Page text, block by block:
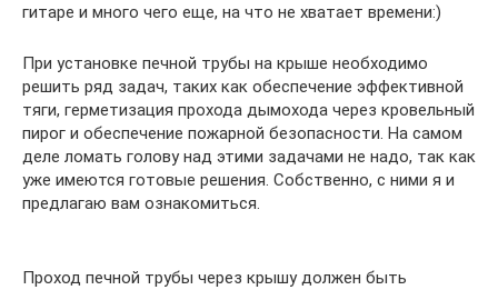
гитаре и много чего еще, на что не хватает времени:)
При установке печной трубы на крыше необходимо
решить ряд задач, таких как обеспечение эффективной
тяги, герметизация прохода дымохода через кровельный
пирог и обеспечение пожарной безопасности. На самом
деле ломать голову над этими задачами не надо, так как
уже имеются готовые решения. Собственно, с ними я и
предлагаю вам ознакомиться.
Проход печной трубы через крышу должен быть